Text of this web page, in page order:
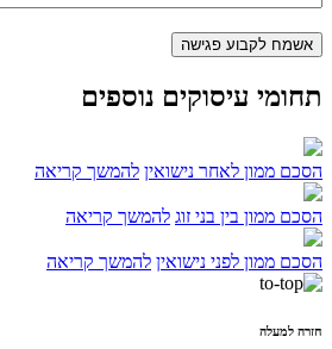
תחומי עיסוקים נוספים
הסכם ממון לאחר נישואין להמשך קריאה
הסכם ממון בין בני זוג להמשך קריאה
הסכם ממון לפני נישואין להמשך קריאה
חזרה למעלה